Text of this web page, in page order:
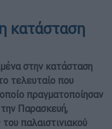
κατάσταση
στην κατάσταση
τελευταίο που
πραγματοποίησαν
την Παρασκευή,
παλαιστινιακού